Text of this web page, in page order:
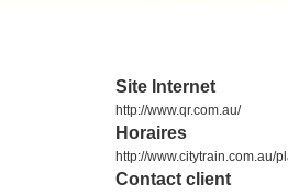
Site Internet
http://www.qr.com.au/
Horaires
http://www.citytrain.com.au/
Contact client